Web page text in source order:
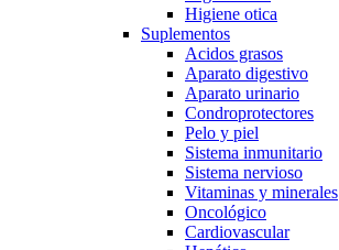
Higiene otica
Suplementos
Acidos grasos
Aparato digestivo
Aparato urinario
Condroprotectores
Pelo y piel
Sistema inmunitario
Sistema nervioso
Vitaminas y minerales
Oncológico
Cardiovascular